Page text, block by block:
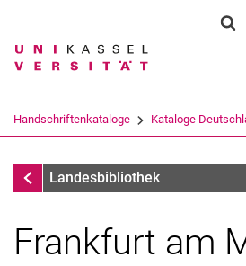
Suchbegriff
Suchen
Handschriftenkataloge Kataloge
Frankfurt - Fulda
Landesbibliothek
Frankfurt am